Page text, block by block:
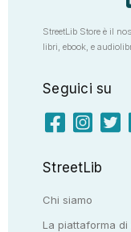
StreetLib Store è il
libri, ebook, e
Seguici su
StreetLib
Chi siamo
La piattaforma